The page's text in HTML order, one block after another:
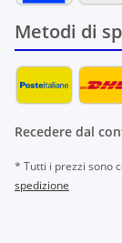
Metodi di
Recedere dal
* Tutti i prezzi sono
spedizione